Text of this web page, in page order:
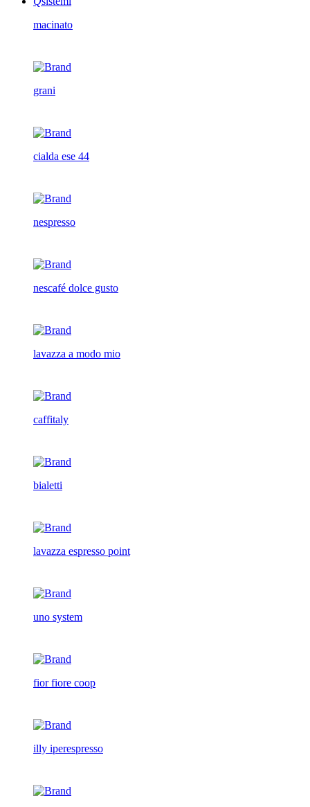
macinato
grani
cialda ese 44
nespresso
nescafé dolce gusto
lavazza a modo mio
caffitaly
bialetti
lavazza espresso point
uno system
fior fiore coop
illy iperespresso